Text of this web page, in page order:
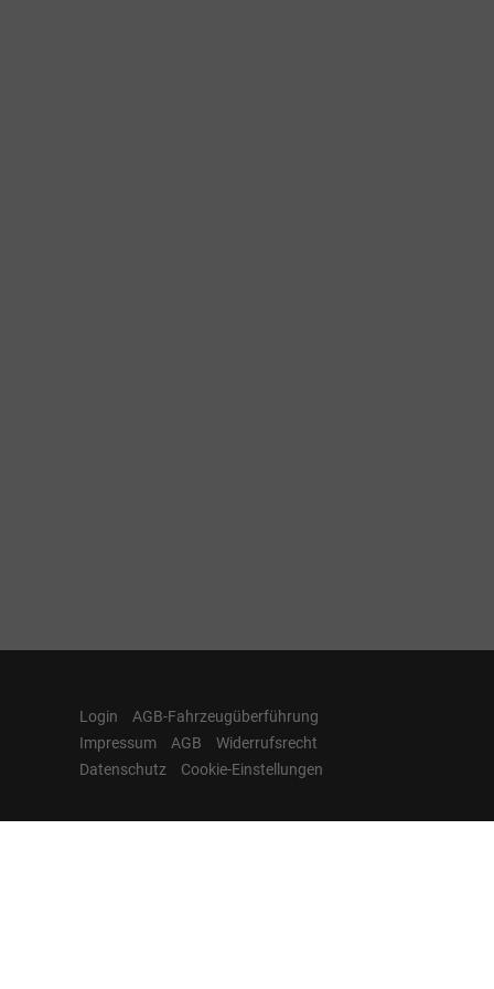
Login
AGB-Fahrzeugüberführung
Impressum
AGB
Widerrufsrecht
Datenschutz
Cookie-Einstellungen